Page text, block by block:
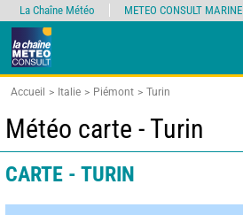
Accueil Italie Piémont Turin
Météo carte - Turin
CARTE - TURIN
La Chaîne Météo METEO CONSULT MARINE